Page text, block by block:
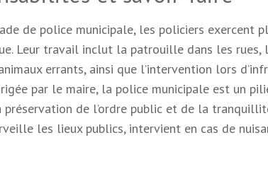
de police municipale, les policiers exercent
Leur travail inclut la patrouille dans les
errants, ainsi que l’intervention lors
par le maire, la police municipale est un
préservation de l’ordre public et de la
les lieux publics, intervient en cas de